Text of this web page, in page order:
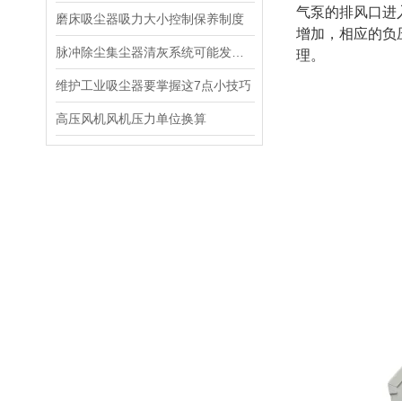
磨床吸尘器吸力大小控制保养制度
维护工业吸尘器要掌握这7点小技巧
高压风机风机压力单位换算
气泵的排风口进
增加，相应的负
理。